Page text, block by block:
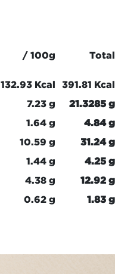
/ 100g Total
132.93 Kcal
391.81 Kcal
7.23 g
21.3285 g
1.64 g
4.84 g
10.59 g
31.24 g
1.44 g
4.25 g
4.38 g
12.92 g
0.62 g 1.83 g